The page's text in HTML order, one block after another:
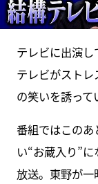
テレビに出演
テレビがスト
の笑いを誘って
番組ではこのあ
い“お蔵入り”
放送。東野が